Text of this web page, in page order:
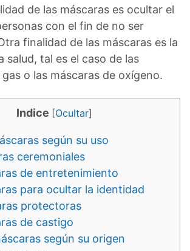
de las máscaras es ocultar el
con el fin de no ser
finalidad de las máscaras es la
salud, tal es el caso de las
o las máscaras de oxígeno.
Indice [Ocultar]
según su uso
ceremoniales
de entretenimiento
para ocultar la identidad
protectoras
de castigo
según su origen